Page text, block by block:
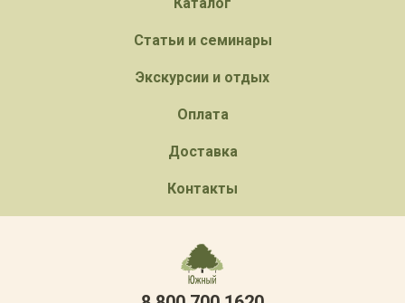
Статьи и семинары
Экскурсии и отдых
Оплата
Доставка
Контакты